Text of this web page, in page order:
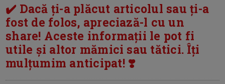
✔️ Dacă ți-a plăcut articolul sau ți-a
fost de folos, apreciază-l cu un
share! Aceste informații le pot fi
utile și altor mămici sau tătici. Îți
mulțumim anticipat! ❣️